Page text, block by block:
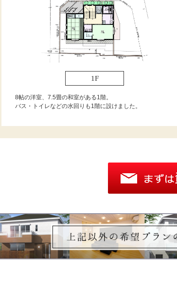
1F
8帖の洋室、7.5畳の和室がある1階。
バス・トイレなどの水回りも1階に設けました。